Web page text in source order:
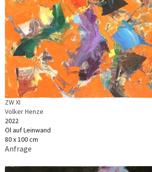
ZW XI
Volker Henze
2022
Öl auf Leinwand
80 x 100 cm
Anfrage